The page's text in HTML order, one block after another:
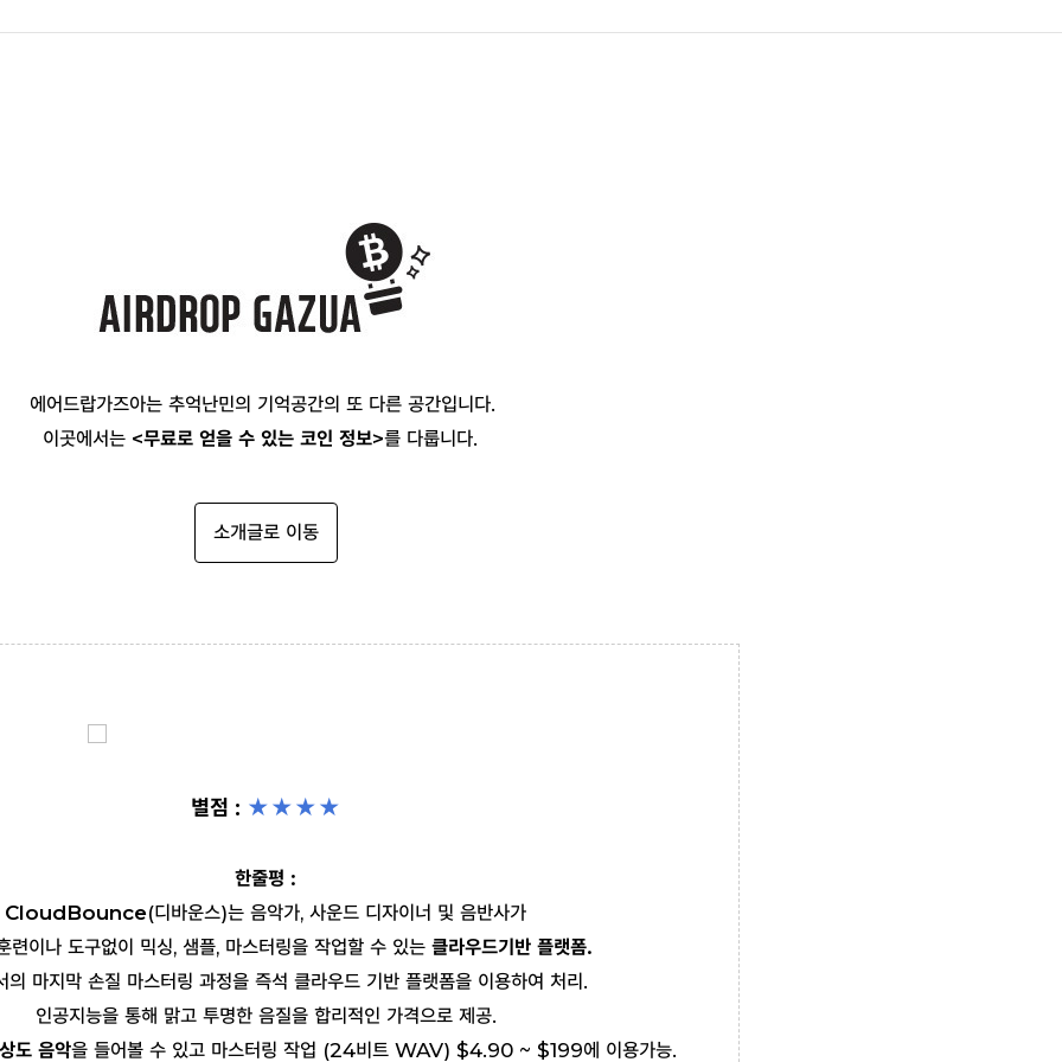
에어드랍가즈아는 추억난민의 기억공간의 또 다른 공간입니다.
이곳에서는 <무료로 얻을 수 있는 코인 정보>를 다룹니다.
소개글로 이동
별점 : ★★★★
한줄평 :
CloudBounce(디바운스)는 음악가, 사운드 디자이너 및 음반사가
련이나 도구없이 믹싱, 샘플, 마스터링을 작업할 수 있는 클라우드기반 플랫폼.
의 마지막 손질 마스터링 과정을 즉석 클라우드 기반 플랫폼을 이용하여 처리.
인공지능을 통해 맑고 투명한 음질을 합리적인 가격으로 제공.
도 음악을 들어볼 수 있고 마스터링 작업 (24비트 WAV) $4.90 ~ $199에 이용가능.